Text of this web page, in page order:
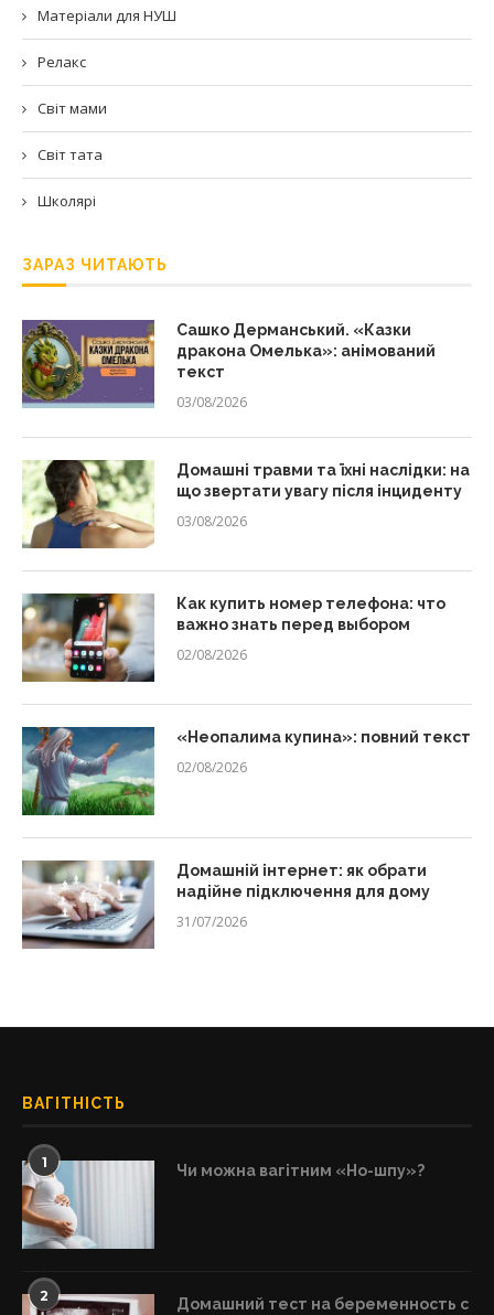
Матеріали для НУШ
Релакс
Світ мами
Світ тата
Школярі
ЗАРАЗ ЧИТАЮТЬ
Сашко Дерманський. «Казки
дракона Омелька»: анімований
текст
03/08/2026
Домашні травми та їхні наслідки: на
що звертати увагу після інциденту
03/08/2026
Как купить номер телефона: что
важно знать перед выбором
02/08/2026
«Неопалима купина»: повний текст
02/08/2026
Домашній інтернет: як обрати
надійне підключення для дому
31/07/2026
ВАГІТНІСТЬ
1 Чи можна вагітним «Но-шпу»?
2
Домашний тест на беременность с